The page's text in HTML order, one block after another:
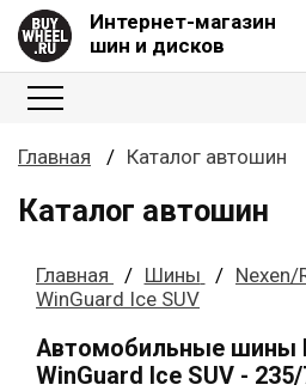
Интернет-магазин
шин и дисков
Главная Каталог автошин
Каталог автошин
Главная Шины
Nexen/
WinGuard Ice SUV
Автомобильные шины
WinGuard Ice SUV -